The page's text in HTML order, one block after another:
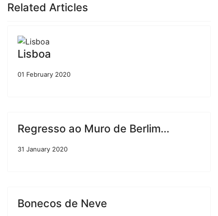
Related Articles
Lisboa
01 February 2020
Regresso ao Muro de Berlim...
31 January 2020
Bonecos de Neve